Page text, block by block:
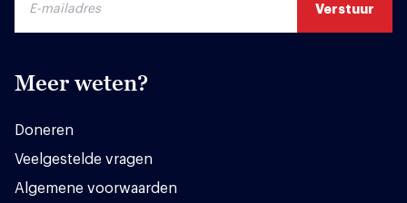
Meer weten?
Doneren
Veelgestelde vragen
Algemene voorwaarden